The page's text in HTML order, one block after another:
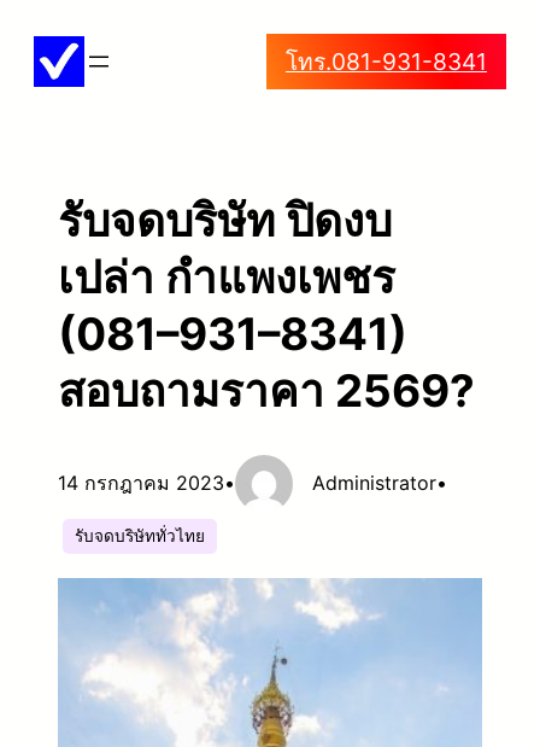
โทร.081-931-8341
รับจดบริษัท ปิดงบ
เปล่า กำแพงเพชร
(081–931–8341)
สอบถามราคา 2569?
14 กรกฎาคม 2023• Administrator•
รับจดบริษัททั่วไทย